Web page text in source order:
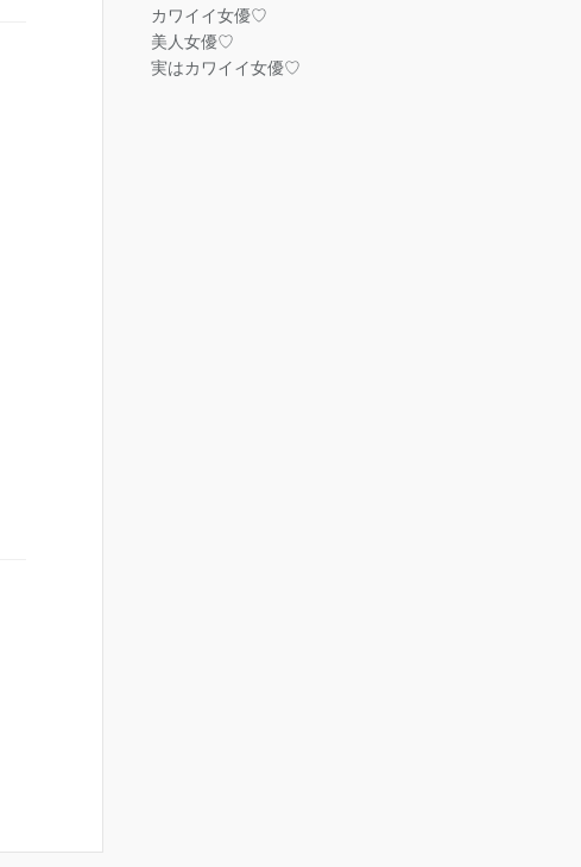
カワイイ女優♡
美人女優♡
実はカワイイ女優♡